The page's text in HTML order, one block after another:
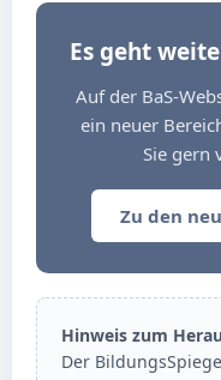
Es geht
Auf der BaS-
ein neuer
Sie gern
Zu den
Hinweis zum
Der